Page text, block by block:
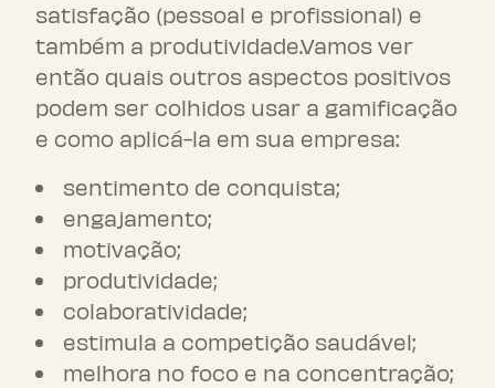
satisfação (pessoal e profissional) e
também a produtividade.Vamos ver
então quais outros aspectos positivos
podem ser colhidos usar a gamificação
e como aplicá-la em sua empresa:
sentimento de conquista;
engajamento;
motivação;
produtividade;
colaboratividade;
estimula a competição saudável;
melhora no foco e na concentração;